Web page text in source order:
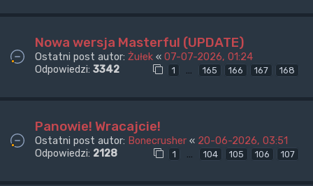
Nowa wersja Masterful (UPDATE)
Ostatni post autor: Żułek « 07-07-2026, 01:24
Odpowiedzi: 3342 1 … 165 166 167 168
Panowie! Wracajcie!
Ostatni post autor: Bonecrusher « 20-06-2026, 03:51
Odpowiedzi: 2128 1 … 104 105 106 107